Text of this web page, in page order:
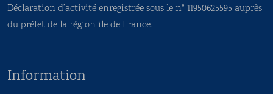
Déclaration d’activité enregistrée sous le n° 11950625595 auprès
du préfet de la région ile de France.
Information